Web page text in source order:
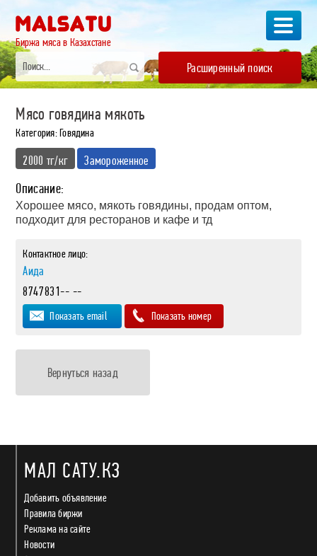
Биржа мяса в Казахстане
Расширенный поиск
Мясо говядина мякоть
Категория: Говядина
2000 тг/кг Замороженное
Описание:
Хорошее мясо, мякоть говядины, продам оптом,
подходит для ресторанов и кафе и тд
Контактное лицо:
Аида
8747831-- --
Показать email Показать номер
Вернуться назад
МАЛ САТУ.КЗ
Добавить объявление
Правила биржи
Реклама на сайте
Новости